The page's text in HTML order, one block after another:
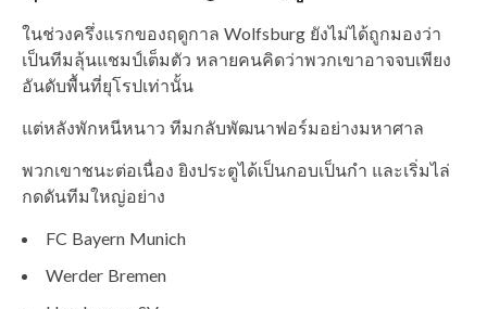
ในช่วงครึ่งแรกของฤดูกาล Wolfsburg ยังไม่ได้ถูกมองว่า
เป็นทีมลุ้นแชมป์เต็มตัว หลายคนคิดว่าพวกเขาอาจจบเพียง
อันดับพื้นที่ยุโรปเท่านั้น
แต่หลังพักหนีหนาว ทีมกลับพัฒนาฟอร์มอย่างมหาศาล
พวกเขาชนะต่อเนื่อง ยิงประตูได้เป็นกอบเป็นกำ และเริ่มไล่
กดดันทีมใหญ่อย่าง
FC Bayern Munich
Werder Bremen